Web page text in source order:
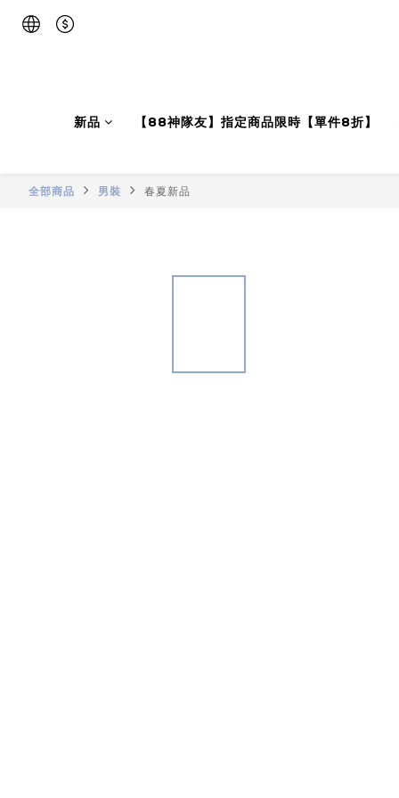
新品 【88神隊友】指定商品限時【單件8折】
全部商品 男裝 春夏新品